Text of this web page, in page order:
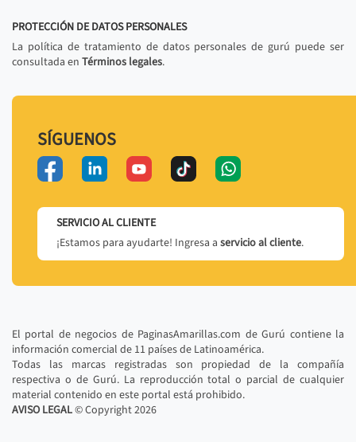
PROTECCIÓN DE DATOS PERSONALES
La política de tratamiento de datos personales de gurú puede ser
consultada en Términos legales.
SÍGUENOS
SERVICIO AL CLIENTE
¡Estamos para ayudarte! Ingresa a servicio al cliente.
El portal de negocios de PaginasAmarillas.com de Gurú contiene la
información comercial de 11 países de Latinoamérica.
Todas las marcas registradas son propiedad de la compañía
respectiva o de Gurú. La reproducción total o parcial de cualquier
material contenido en este portal está prohibido.
AVISO LEGAL© Copyright2026